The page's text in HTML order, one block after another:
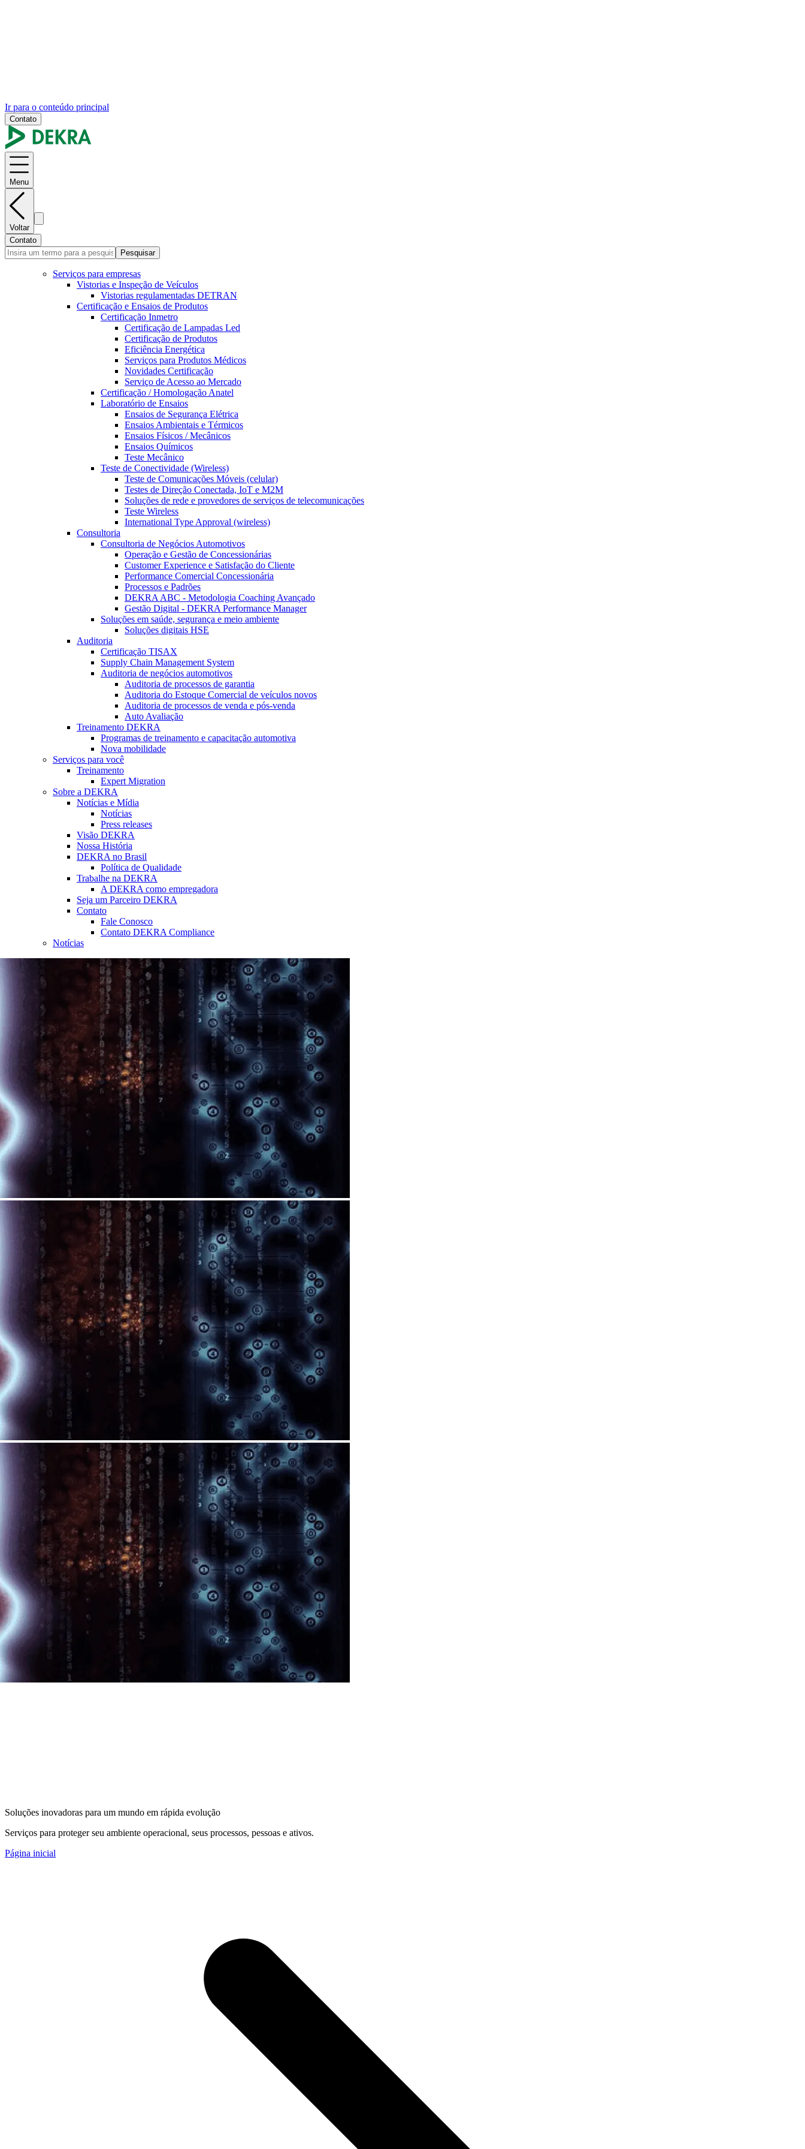
Ir para o conteúdo principal
Contato
Menu
Voltar
Contato
Pesquisar
Serviços para empresas
Vistorias e Inspeção de Veículos
Vistorias regulamentadas DETRAN
Certificação e Ensaios de Produtos
Certificação Inmetro
Certificação de Lampadas Led
Certificação de Produtos
Eficiência Energética
Serviços para Produtos Médicos
Novidades Certificação
Serviço de Acesso ao Mercado
Certificação / Homologação Anatel
Laboratório de Ensaios
Ensaios de Segurança Elétrica
Ensaios Ambientais e Térmicos
Ensaios Físicos / Mecânicos
Ensaios Químicos
Teste Mecânico
Teste de Conectividade (Wireless)
Teste de Comunicações Móveis (celular)
Testes de Direção Conectada, IoT e M2M
Soluções de rede e provedores de serviços de telecomunicações
Teste Wireless
International Type Approval (wireless)
Consultoria
Consultoria de Negócios Automotivos
Operação e Gestão de Concessionárias
Customer Experience e Satisfação do Cliente
Performance Comercial Concessionária
Processos e Padrões
DEKRA ABC - Metodologia Coaching Avançado
Gestão Digital - DEKRA Performance Manager
Soluções em saúde, segurança e meio ambiente
Soluções digitais HSE
Auditoria
Certificação TISAX
Supply Chain Management System
Auditoria de negócios automotivos
Auditoria de processos de garantia
Auditoria do Estoque Comercial de veículos novos
Auditoria de processos de venda e pós-venda
Auto Avaliação
Treinamento DEKRA
Programas de treinamento e capacitação automotiva
Nova mobilidade
Serviços para você
Treinamento
Expert Migration
Sobre a DEKRA
Notícias e Mídia
Notícias
Press releases
Visão DEKRA
Nossa História
DEKRA no Brasil
Política de Qualidade
Trabalhe na DEKRA
A DEKRA como empregadora
Seja um Parceiro DEKRA
Contato
Fale Conosco
Contato DEKRA Compliance
Notícias
Soluções inovadoras para um mundo em rápida evolução
Serviços para proteger seu ambiente operacional, seus processos, pessoas e ativos.
Página inicial